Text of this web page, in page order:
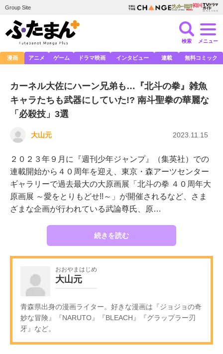
Group Site
検索 メニュー
漫画 アニメ ゲーム ドラマ映画 インタビュー 連載 無料コミック
カーネル大佐にハーン兄弟も…『北斗の拳』雑魚
キャラたちも武器にしていた!? 南斗聖拳の華麗な
「必殺技」3選
大山元 2023.11.15
２０２３年９月に『週刊少年ジャンプ』（集英社）での
連載開始から４０周年を迎え、東京・森アーツセンター
ギャラリーで過去最大の大原画展「北斗の拳 ４０周年大
原画展 ～愛をとりもどせ!!～」が開催されるなど、さま
ざまな企画が行われている武論尊氏、原…
続きを読む
おおやまはじめ
大山元
青森県出身の漫画ライター。好きな漫画は『ジョジョの奇
妙な冒険』『NARUTO』『BLEACH』『グラップラー刃
牙』など。